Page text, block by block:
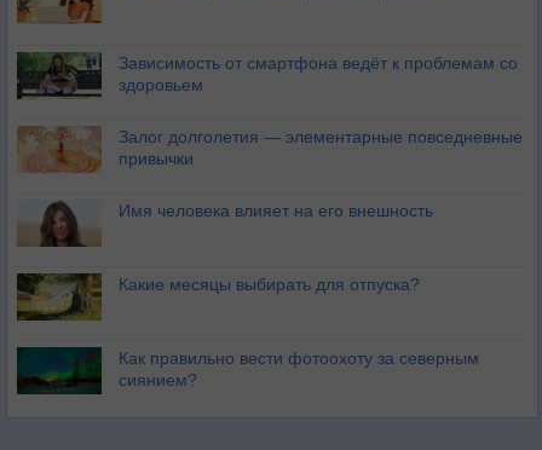
Зависимость от смартфона ведёт к проблемам со
здоровьем
Залог долголетия — элементарные повседневные
привычки
Имя человека влияет на его внешность
Какие месяцы выбирать для отпуска?
Как правильно вести фотоохоту за северным
сиянием?